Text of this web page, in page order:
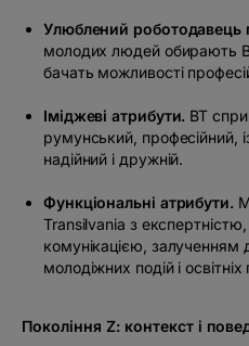
Улюблений роботодавець
молодих людей обирають
бачать можливості
Іміджеві атрибути. BT
румунський, професійний,
надійний і дружній.
Функціональні атрибути.
Transilvania з
комунікацією, залученням
молодіжних подій і
Покоління Z: контекст і